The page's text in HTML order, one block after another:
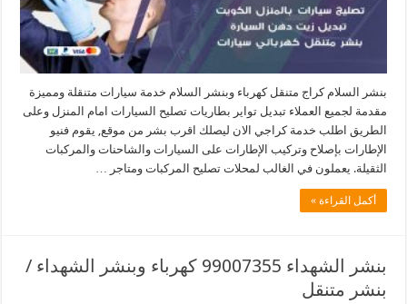
بنشر السلام كراج متنقل كهرباء وبنشر السلام خدمة سيارات متنقلة ومميزة
مقدمة لجميع العملاء تبديل تواير بطاريات تصليح السيارات امام المنزل وعلى
الطريق اطلب خدمة كراجي الان ليصلك اقرب بشر من موقع, يقوم فنيو
الإطارات بإصلاح وتركيب الإطارات على السيارات والشاحنات والمركبات
الثقيلة. يعملون في الغالب لمحلات تصليح المركبات ومتاجر …
أكمل القراءة »
بنشر الشهداء 99007355 كهرباء وبنشر الشهداء /
بنشر متنقل